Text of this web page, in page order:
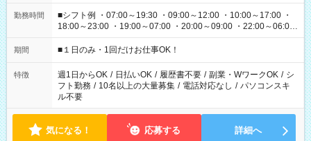
勤務時間
■シフト例 ・07:00～19:30 ・09:00～12:00 ・10:00～17:00 ・
18:00～23:00 ・19:00～07:00 ・20:00～09:00 ・22:00～06:00
etc ★最短で3時間で5,120円のお仕事から 15時間で2万円近く稼
げるお仕事も！ ご希望のお時間に合わせてご紹介！ ※シフトは
ください！
期間 ■１日のみ・1回だけお仕事OK！
特徴 週1日からOK / 日払いOK / 履歴書不要 / 副業・WワークOK / シ
フト勤務 / 10名以上の大量募集 / 電話対応なし / パソコンスキ
ル不要
気になる！ 応募する 詳細へ